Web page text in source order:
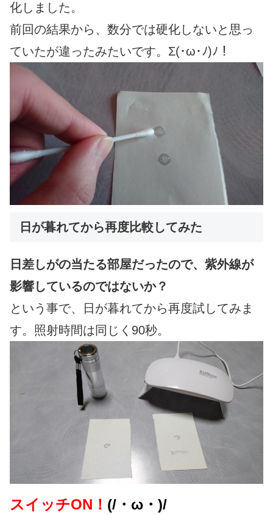
化しました。
前回の結果から、数分では硬化しないと思っ
ていたが違ったみたいです。Σ(･ω･ﾉ)ﾉ！
日が暮れてから再度比較してみた
日差しがの当たる部屋だったので、紫外線が
影響しているのではないか？
という事で、日が暮れてから再度試してみま
す。照射時間は同じく90秒。
スイッチON！ (/・ω・)/